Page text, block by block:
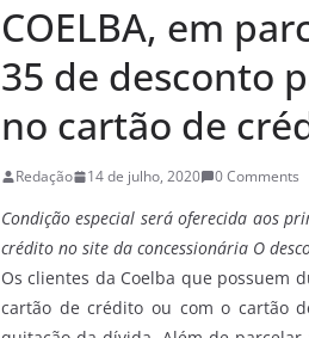
COELBA, em
35 de desconto
no cartão de
Redação 14 de julho, 2020 0 Comments
Condição especial será oferecida aos
crédito no site da concessionária O
Os clientes da Coelba que possuem
cartão de crédito ou com o cartão